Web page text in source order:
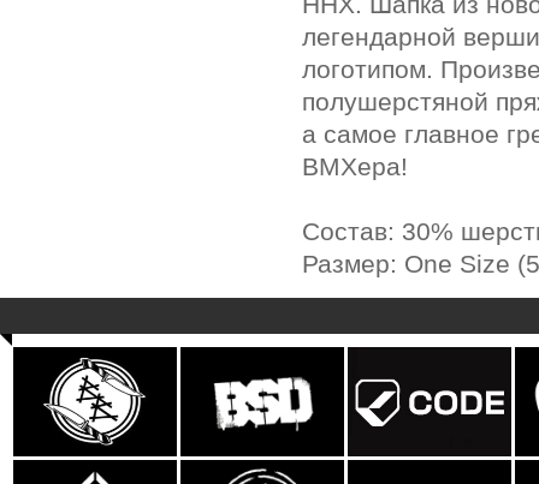
легендарной
логотипом.
полушерстяной
а самое главное
BMXера!
Состав: 30%
Размер: One Size